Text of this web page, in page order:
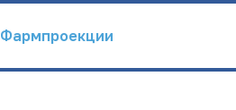
Фармпроекции